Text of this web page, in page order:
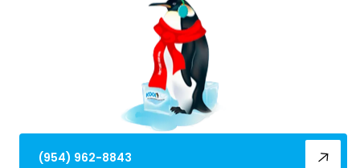
(954) 962-8843